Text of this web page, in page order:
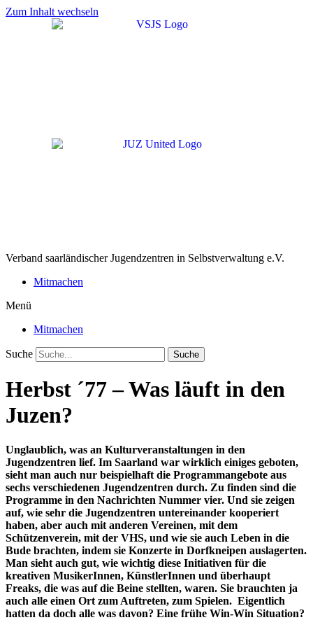
Zum Inhalt wechseln
Verband saarländischer Jugendzentren in Selbstverwaltung e.V.
Mitmachen
Menü
Mitmachen
Suche Suche
Herbst ´77 – Was läuft in den
Juzen?
Unglaublich, was an Kulturveranstaltungen in den
Jugendzentren lief. Im Saarland war wirklich einiges geboten,
sieht man auch nur beispielhaft die Programmangebote aus
sechs verschiedenen Jugendzentren durch. Zu finden sind die
Programme in den Nachrichten Nummer vier. Und sie zeigen
auf, wie sehr die Jugendzentren untereinander kooperiert
haben, aber auch mit anderen Vereinen, mit dem
Schützenverein, mit der VHS, und wie sie auch Leben in die
Bude brachten, indem sie Konzerte in Dorfkneipen auslagerten.
Man sieht auch gut, wie wichtig diese Initiativen für die
kreativen MusikerInnen, KünstlerInnen und überhaupt
Freaks, die was auf die Beine stellten, waren. Sie brauchten ja
auch alle einen Ort zum Auftreten, zum Spielen. Eigentlich
hatten da doch alle was davon? Eine frühe Win-Win Situation?